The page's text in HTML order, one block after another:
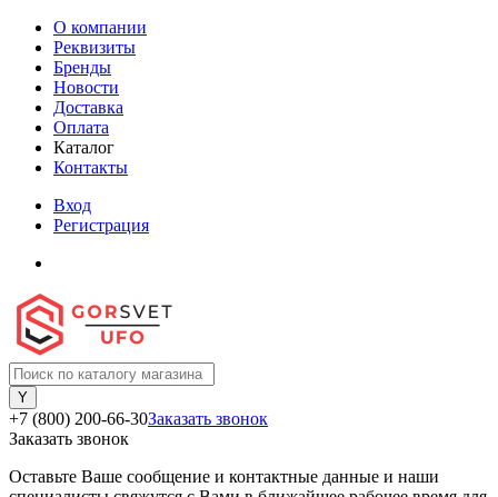
О компании
Реквизиты
Бренды
Новости
Доставка
Оплата
Каталог
Контакты
Вход
Регистрация
+7 (800) 200-66-30Заказать звонок
Заказать звонок
Оставьте Ваше сообщение и контактные данные и наши